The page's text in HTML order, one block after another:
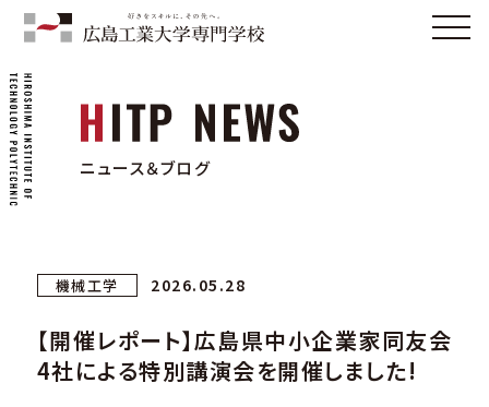
ニュース＆ブログ
機械工学 2026.05.28
【開催レポート】広島県中小企業家同友会
4社による特別講演会を開催しました!